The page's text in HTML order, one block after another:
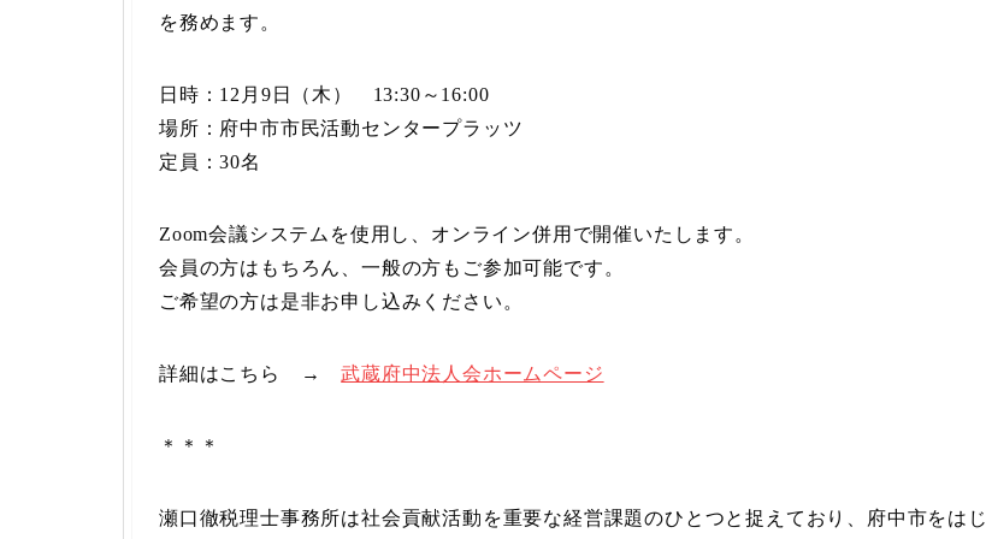
を務めます。
日時：12月9日（木） 13:30～16:00
場所：府中市市民活動センタープラッツ
定員：30名
Zoom会議システムを使用し、オンライン併用で開催いたします。
会員の方はもちろん、一般の方もご参加可能です。
ご希望の方は是非お申し込みください。
詳細はこちら →武蔵府中法人会ホームページ
＊＊＊
瀬口徹税理士事務所は社会貢献活動を重要な経営課題のひとつと捉えており、府中市をはじ